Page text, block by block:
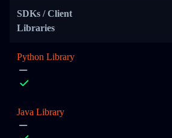
SDKs / Client
Libraries
Python Library
Java Library